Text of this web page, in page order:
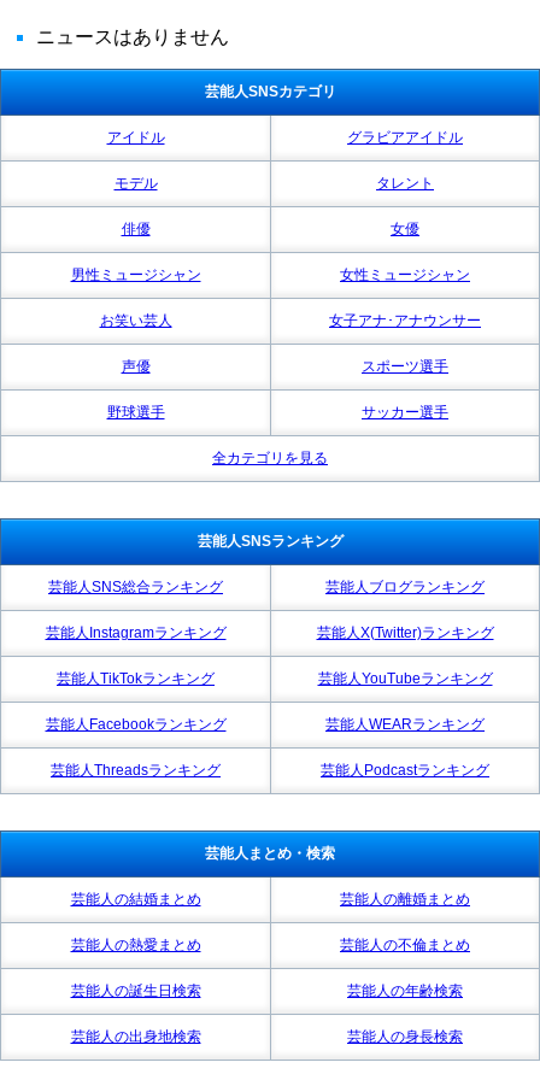
ニュースはありません
芸能人SNSカテゴリ
アイドル グラビアアイドル
モデル タレント
俳優 女優
男性ミュージシャン 女性ミュージシャン
お笑い芸人 女子アナ･アナウンサー
声優 スポーツ選手
野球選手 サッカー選手
全カテゴリを見る
芸能人SNSランキング
芸能人SNS総合ランキング 芸能人ブログランキング
芸能人Instagramランキング 芸能人X(Twitter)ランキング
芸能人TikTokランキング 芸能人YouTubeランキング
芸能人Facebookランキング 芸能人WEARランキング
芸能人Threadsランキング 芸能人Podcastランキング
芸能人まとめ・検索
芸能人の結婚まとめ 芸能人の離婚まとめ
芸能人の熱愛まとめ 芸能人の不倫まとめ
芸能人の誕生日検索 芸能人の年齢検索
芸能人の出身地検索 芸能人の身長検索